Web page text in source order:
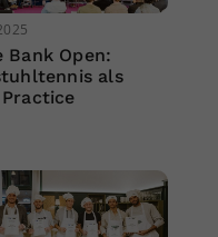
Bank Open:
als